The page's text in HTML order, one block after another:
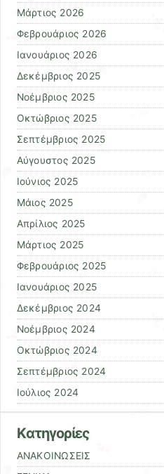
Μάρτιος 2026
Φεβρουάριος 2026
Ιανουάριος 2026
Δεκέμβριος 2025
Νοέμβριος 2025
Οκτώβριος 2025
Σεπτέμβριος 2025
Αύγουστος 2025
Ιούνιος 2025
Μάιος 2025
Απρίλιος 2025
Μάρτιος 2025
Φεβρουάριος 2025
Ιανουάριος 2025
Δεκέμβριος 2024
Νοέμβριος 2024
Οκτώβριος 2024
Σεπτέμβριος 2024
Ιούλιος 2024
Kατηγορίες
ΑΝΑΚΟΙΝΩΣΕΙΣ